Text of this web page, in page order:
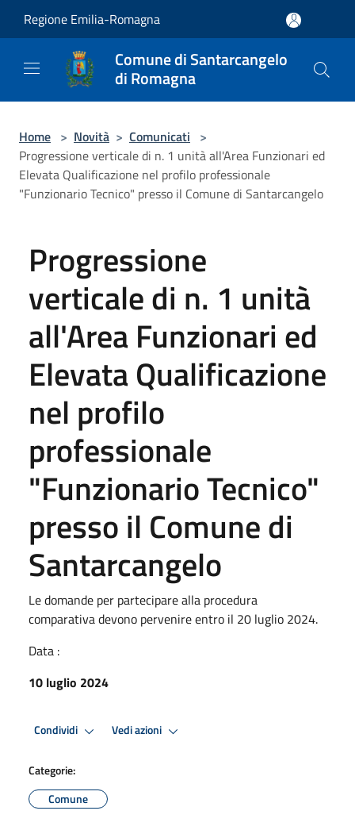
Regione Emilia-Romagna
Comune di Santarcangelo
di Romagna
Home > Novità > Comunicati >
Progressione verticale di n. 1 unità all'Area Funzionari ed
Elevata Qualificazione nel profilo professionale
"Funzionario Tecnico" presso il Comune di Santarcangelo
Progressione
verticale di n. 1 unità
all'Area Funzionari ed
Elevata Qualificazione
nel profilo
professionale
"Funzionario Tecnico"
presso il Comune di
Santarcangelo
Le domande per partecipare alla procedura
comparativa devono pervenire entro il 20 luglio 2024.
Data :
10 luglio 2024
Condividi Vedi azioni
Categorie:
Comune